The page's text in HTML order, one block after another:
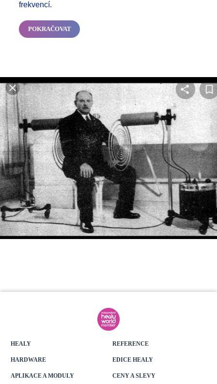
frekvencí.
POKRAČOVAT
HEALY
HARDWARE
APLIKACE A MODULY
REFERENCE
EDICE HEALY
CENY A SLEVY